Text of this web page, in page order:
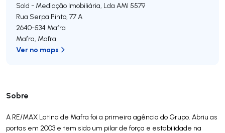
Sobre
A RE/MAX Latina de Mafra foi a primeira agência do Grupo. Abriu as
portas em 2003 e tem sido um pilar de força e estabilidade na
Sold - Mediação Imobiliária, Lda AMI 5579
Rua Serpa Pinto, 77 A
2640-534 Mafra
Mafra, Mafra
Ver no maps